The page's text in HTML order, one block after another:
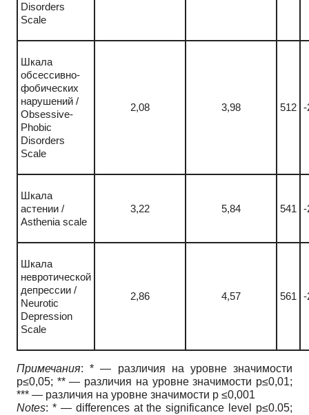
Disorders
Scale
Шкала
обсессивно-
фобических
нарушений /
Obsessive-
Phobic
Disorders
Scale
2,08 3,98 512 -
Шкала
астении/
Asthenia scale
3,22 5,84 541 -
Шкала
невротической
депрессии /
Neurotic
Depression
Scale
2,86 4,57 561 -
Примечания: * — различия на уровне значимости
p≤0,05; ** — различия на уровне значимости p≤0,01;
*** — различия на уровне значимости p ≤0,001
Notes: * — differences at the significance level p≤0.05;